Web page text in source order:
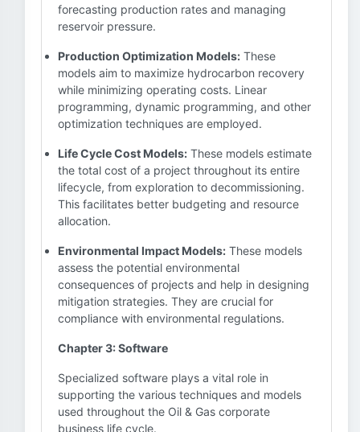
forecasting production rates and managing
reservoir pressure.
Production Optimization Models: These
models aim to maximize hydrocarbon recovery
while minimizing operating costs. Linear
programming, dynamic programming, and other
optimization techniques are employed.
Life Cycle Cost Models: These models estimate
the total cost of a project throughout its entire
lifecycle, from exploration to decommissioning.
This facilitates better budgeting and resource
allocation.
Environmental Impact Models: These models
assess the potential environmental
consequences of projects and help in designing
mitigation strategies. They are crucial for
compliance with environmental regulations.
Chapter 3: Software
Specialized software plays a vital role in
supporting the various techniques and models
used throughout the Oil & Gas corporate
business life cycle.